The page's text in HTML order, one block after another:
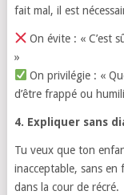
fait mal, il est
On évite : « C’est
»
On privilégie : «
d’être frappé ou
4. Expliquer sans
Tu veux que ton
inacceptable, sans en
dans la cour de récré.